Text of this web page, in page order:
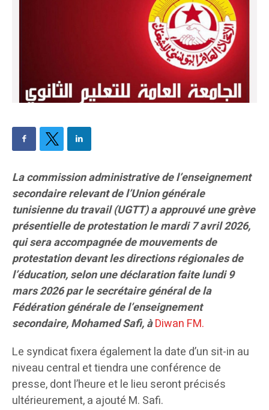
La commission administrative de l’enseignement
secondaire relevant de l’Union générale
tunisienne du travail (UGTT) a approuvé une grève
présentielle de protestation le mardi 7 avril 2026,
qui sera accompagnée de mouvements de
protestation devant les directions régionales de
l’éducation, selon une déclaration faite lundi 9
mars 2026 par le secrétaire général de la
Fédération générale de l’enseignement
secondaire, Mohamed Safi, àDiwan FM.
Le syndicat fixera également la date d’un sit-in au
niveau central et tiendra une conférence de
presse, dont l’heure et le lieu seront précisés
ultérieurement, a ajouté M. Safi.